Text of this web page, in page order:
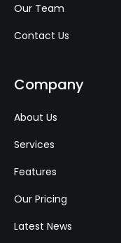
Our Team
Contact Us
Company
About Us
Services
Features
Our Pricing
Latest News